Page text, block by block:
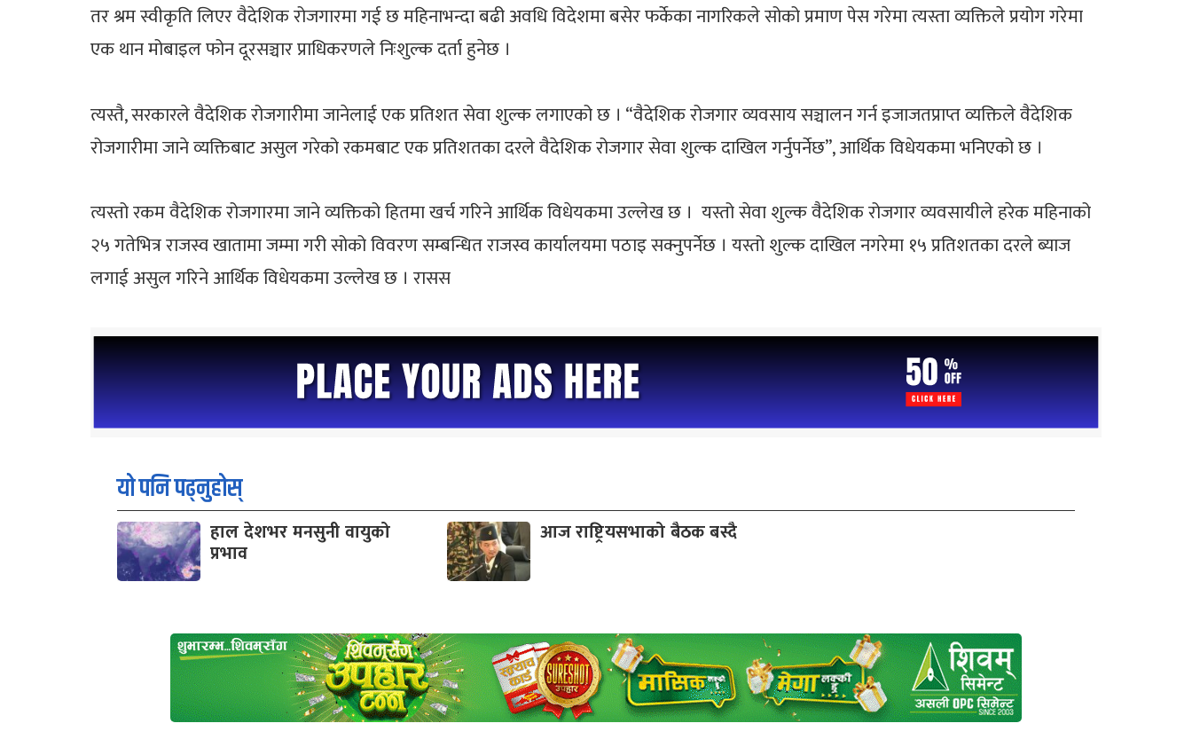
तर श्रम स्वीकृति लिएर वैदेशिक रोजगारमा गई छ महिनाभन्दा बढी अवधि विदेशमा बसेर फर्केका नागरिकले सोको प्रमाण पेस गरेमा त्यस्ता व्यक्तिले प्रयोग गरेमा
एक थान मोबाइल फोन दूरसञ्चार प्राधिकरणले निःशुल्क दर्ता हुनेछ ।
त्यस्तै, सरकारले वैदेशिक रोजगारीमा जानेलाई एक प्रतिशत सेवा शुल्क लगाएको छ । “वैदेशिक रोजगार व्यवसाय सञ्चालन गर्न इजाजतप्राप्त व्यक्तिले वैदेशिक
रोजगारीमा जाने व्यक्तिबाट असुल गरेको रकमबाट एक प्रतिशतका दरले वैदेशिक रोजगार सेवा शुल्क दाखिल गर्नुपर्नेछ”, आर्थिक विधेयकमा भनिएको छ ।
त्यस्तो रकम वैदेशिक रोजगारमा जाने व्यक्तिको हितमा खर्च गरिने आर्थिक विधेयकमा उल्लेख छ । यस्तो सेवा शुल्क वैदेशिक रोजगार व्यवसायीले हरेक महिनाको
२५ गतेभित्र राजस्व खातामा जम्मा गरी सोको विवरण सम्बन्धित राजस्व कार्यालयमा पठाइ सक्नुपर्नेछ । यस्तो शुल्क दाखिल नगरेमा १५ प्रतिशतका दरले ब्याज
लगाई असुल गरिने आर्थिक विधेयकमा उल्लेख छ । रासस
यो पनि पढ्नुहोस्
हाल देशभर मनसुनी वायुको
प्रभाव
आज राष्ट्रियसभाको बैठक बस्दै